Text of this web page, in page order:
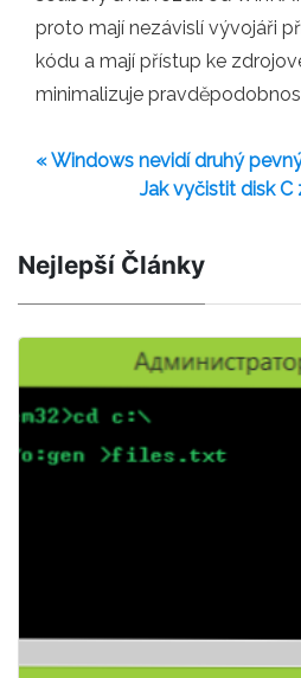
proto mají nezávislí vývojáři
kódu a mají přístup ke
minimalizuje
« Windows nevidí druhý
Jak vyčistit disk
Nejlepší Články